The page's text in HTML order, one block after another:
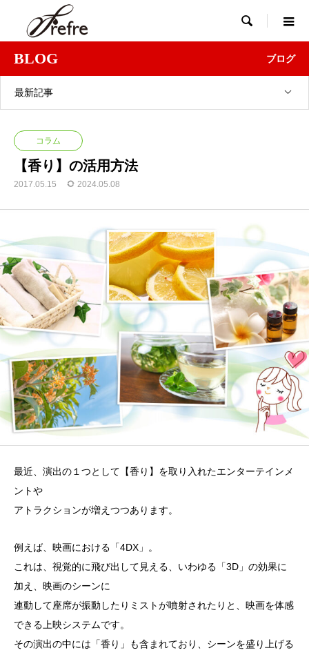

BLOG ブログ
最新記事
コラム
【香り】の活用方法
2017.05.15 2024.05.08
最近、演出の１つとして【香り】を取り入れたエンターテインメ
ントや
アトラクションが増えつつあります。
例えば、映画における「4DX」。
これは、視覚的に飛び出して見える、いわゆる「3D」の効果に
加え、映画のシーンに
連動して座席が振動したりミストが噴射されたりと、映画を体感
できる上映システムです。
その演出の中には「香り」も含まれており、シーンを盛り上げる